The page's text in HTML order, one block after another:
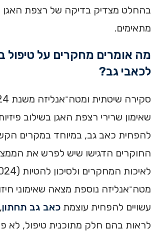
בהחלט מצדיק בדיקה של רצפת האגן
מתאימים.
מה אומרים מחקרים על טיפול
לכאבי גב?
שאימון שרירי רצפת האגן בשילוב
להפחית כאב גב, במיוחד במקרים
החוקרים הדגישו שיש לפרש את
מטה־אנליזה נוספת מצאה שאימוני
עשויים להפחית עוצמת כאב גב תחתון
לראות בהם חלק מתוכנית טיפול, לא